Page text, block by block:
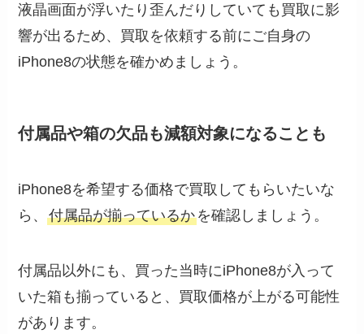
液晶画面が浮いたり歪んだりしていても買取に影
響が出るため、買取を依頼する前にご自身の
iPhone8の状態を確かめましょう。
付属品や箱の欠品も減額対象になることも
iPhone8を希望する価格で買取してもらいたいな
ら、付属品が揃っているかを確認しましょう。
付属品以外にも、買った当時にiPhone8が入って
いた箱も揃っていると、買取価格が上がる可能性
があります。